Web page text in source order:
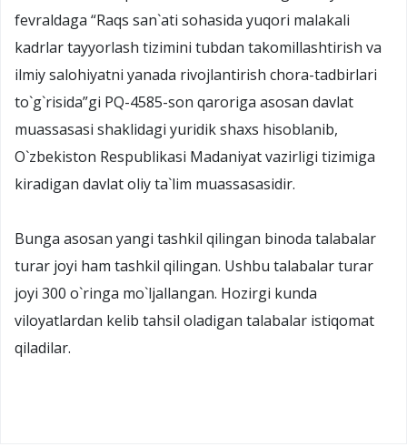
fevraldaga “Raqs san`ati sohasida yuqori malakali
kadrlar tayyorlash tizimini tubdan takomillashtirish va
ilmiy salohiyatni yanada rivojlantirish chora-tadbirlari
tо`g`risida”gi PQ-4585-son qaroriga asosan davlat
muassasasi shaklidagi yuridik shaxs hisoblanib,
О`zbekiston Respublikasi Madaniyat vazirligi tizimiga
kiradigan davlat oliy ta`lim muassasasidir.
Bunga asosan yangi tashkil qilingan binoda talabalar
turar joyi ham tashkil qilingan. Ushbu talabalar turar
joyi 300 о`ringa mо`ljallangan. Hozirgi kunda
viloyatlardan kelib tahsil oladigan talabalar istiqomat
qiladilar.